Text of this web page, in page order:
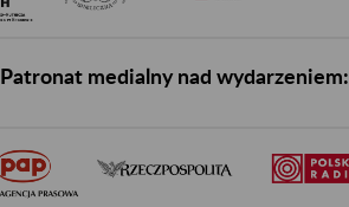
Patronat medialny nad wydarzeniem: